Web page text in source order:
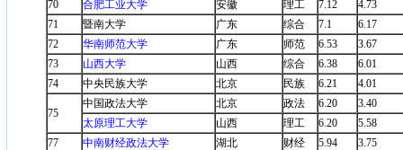
70 合肥工业大学 安徽 理工 7.12
4.73
71
暨南大学 广东 综合 7.1
6.17
72
华南师范大学 广东 师范 6.53
3.67
73
山西大学 山西 综合 6.38
6.01
74
中央民族大学 北京 民族 6.21 4.01
75
中国政法大学 北京 政法 6.20
3.40
太原理工大学
山西 理工 6.20
5.58
77
中南财经政法大学 湖北 财经 5.94
3.75